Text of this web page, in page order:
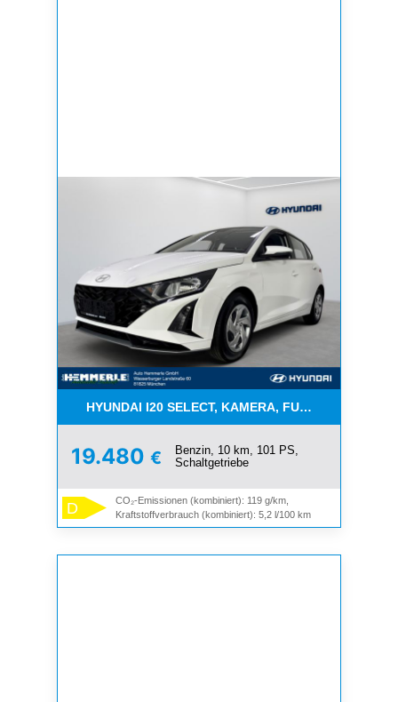
HYUNDAI I20 SELECT, KAMERA, FUNKT.PAKET,
19.480 €
Benzin, 10 km, 101 PS,
Schaltgetriebe
D
CO₂-Emissionen (kombiniert): 119 g/km,
Kraftstoffverbrauch (kombiniert): 5,2 l/100 km